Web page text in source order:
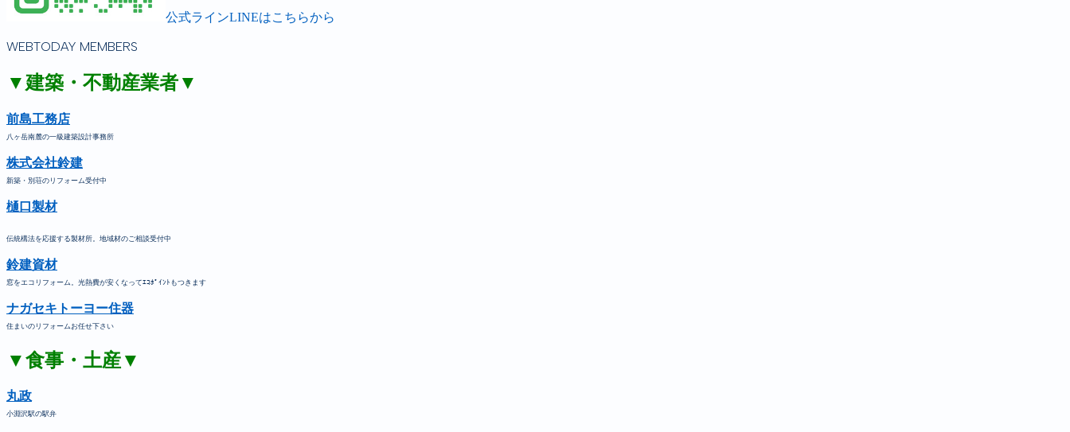
公式ラインLINEはこちらから
WEBTODAY MEMBERS
▼建築・不動産業者▼
前島工務店
八ヶ岳南麓の一級建築設計事務所
株式会社鈴建
新築・別荘のリフォーム受付中
樋口製材
伝統構法を応援する製材所。地域材のご相談受付中
鈴建資材
窓をエコリフォーム。光熱費が安くなってｴｺﾎﾟｲﾝﾄもつきます
ナガセキトーヨー住器
住まいのリフォームお任せ下さい
▼食事・土産▼
丸政
小淵沢駅の駅弁